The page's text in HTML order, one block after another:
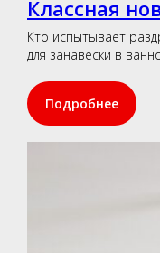
Классная
Кто испытывает
для занавески в
Подробнее